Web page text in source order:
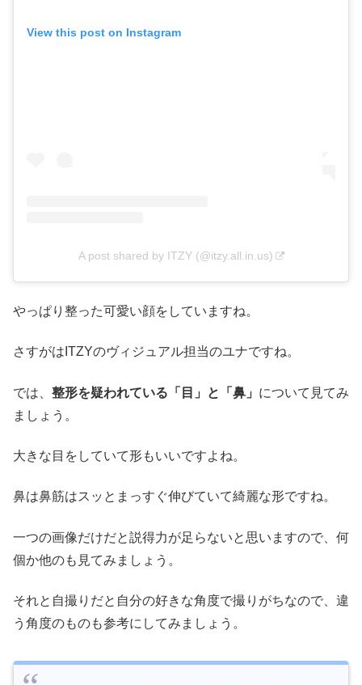
View this post on Instagram
A post shared by ITZY (@itzy.all.in.us)
やっぱり整った可愛い顔をしていますね。
さすがはITZYのヴィジュアル担当のユナですね。
では、 整形を疑われている「目」と「鼻」 について見てみ
ましょう。
大きな目をしていて形もいいですよね。
鼻は鼻筋はスッとまっすぐ伸びていて綺麗な形ですね。
一つの画像だけだと説得力が足らないと思いますので、何
個か他のも見てみましょう。
それと自撮りだと自分の好きな角度で撮りがちなので、違
う角度のものも参考にしてみましょう。